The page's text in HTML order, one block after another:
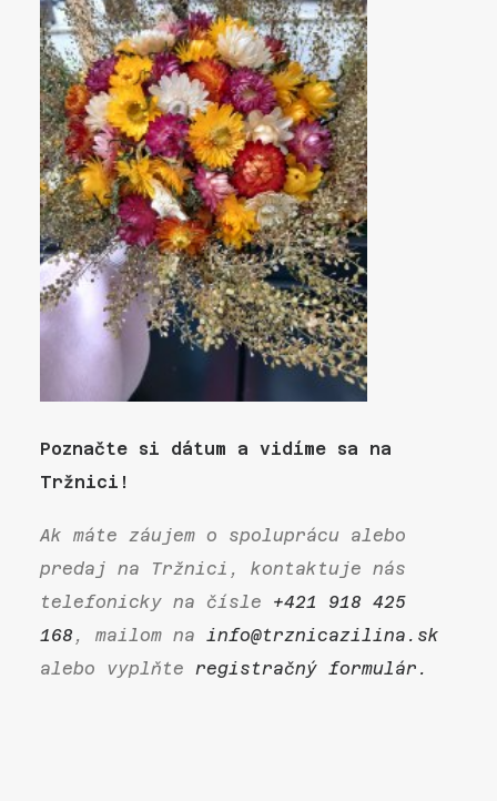
Poznačte si dátum a vidíme sa na
Tržnici!
Ak máte záujem o spoluprácu alebo
predaj na Tržnici, kontaktuje nás
telefonicky na čísle +421 918 425
168 , mailom na info@trznicazilina.sk
alebo vyplňte registračný formulár.